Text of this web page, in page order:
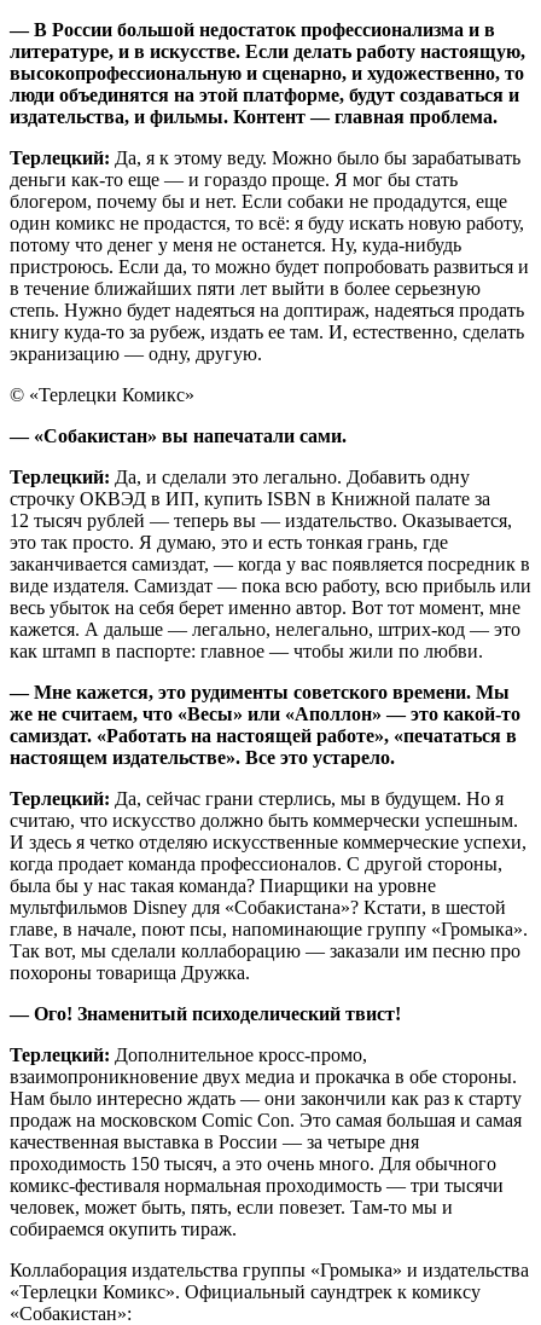
— В России большой недостаток профессионализма и в
литературе, и в искусстве. Если делать работу настоящую,
высокопрофессиональную и сценарно, и художественно, то
люди объединятся на этой платформе, будут создаваться и
издательства, и фильмы. Контент — главная проблема.
Терлецкий: Да, я к этому веду. Можно было бы зарабатывать
деньги как-то еще — и гораздо проще. Я мог бы стать
блогером, почему бы и нет. Если собаки не продадутся, еще
один комикс не продастся, то всё: я буду искать новую работу,
потому что денег у меня не останется. Ну, куда-нибудь
пристроюсь. Если да, то можно будет попробовать развиться и
в течение ближайших пяти лет выйти в более серьезную
степь. Нужно будет надеяться на доптираж, надеяться продать
книгу куда-то за рубеж, издать ее там. И, естественно, сделать
экранизацию — одну, другую.
© «Терлецки Комикс»
— «Собакистан» вы напечатали сами.
Терлецкий: Да, и сделали это легально. Добавить одну
строчку ОКВЭД в ИП, купить ISBN в Книжной палате за
12 тысяч рублей — теперь вы — издательство. Оказывается,
это так просто. Я думаю, это и есть тонкая грань, где
заканчивается самиздат, — когда у вас появляется посредник в
виде издателя. Самиздат — пока всю работу, всю прибыль или
весь убыток на себя берет именно автор. Вот тот момент, мне
кажется. А дальше — легально, нелегально, штрих-код — это
как штамп в паспорте: главное — чтобы жили по любви.
— Мне кажется, это рудименты советского времени. Мы
же не считаем, что «Весы» или «Аполлон» — это какой-то
самиздат. «Работать на настоящей работе», «печататься в
настоящем издательстве». Все это устарело.
Терлецкий: Да, сейчас грани стерлись, мы в будущем. Но я
считаю, что искусство должно быть коммерчески успешным.
И здесь я четко отделяю искусственные коммерческие успехи,
когда продает команда профессионалов. С другой стороны,
была бы у нас такая команда? Пиарщики на уровне
мультфильмов Disney для «Собакистана»? Кстати, в шестой
главе, в начале, поют псы, напоминающие группу «Громыка».
Так вот, мы сделали коллаборацию — заказали им песню про
похороны товарища Дружка.
— Ого! Знаменитый психоделический твист!
Терлецкий: Дополнительное кросс-промо,
взаимопроникновение двух медиа и прокачка в обе стороны.
Нам было интересно ждать — они закончили как раз к старту
продаж на московском Comic Con. Это самая большая и самая
качественная выставка в России — за четыре дня
проходимость 150 тысяч, а это очень много. Для обычного
комикс-фестиваля нормальная проходимость — три тысячи
человек, может быть, пять, если повезет. Там-то мы и
собираемся окупить тираж.
Коллаборация издательства группы «Громыка» и издательства
«Терлецки Комикс». Официальный саундтрек к комиксу
«Собакистан»: